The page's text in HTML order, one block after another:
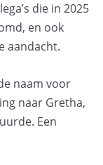
die in 2025
en ook
aandacht.
naam voor
naar Gretha,
Een